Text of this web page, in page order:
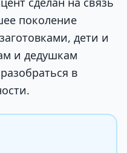
поколение
дети и
и дедушкам
в